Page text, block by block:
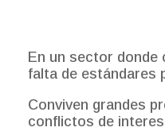
En un sector donde
falta de estándares
Conviven grandes
conflictos de